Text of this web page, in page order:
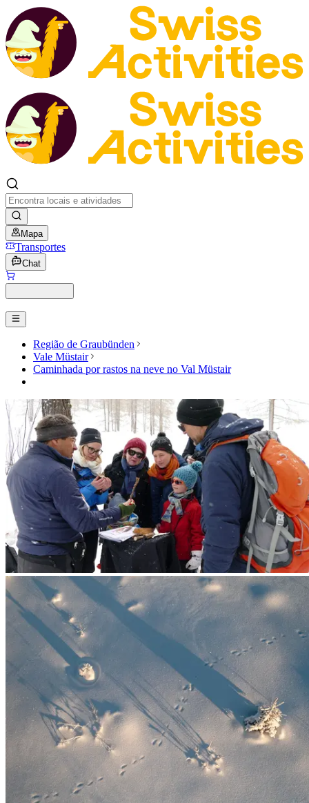
Mapa
Transportes
Chat
Região de Graubünden
Vale Müstair
Caminhada por rastos na neve no Val Müstair